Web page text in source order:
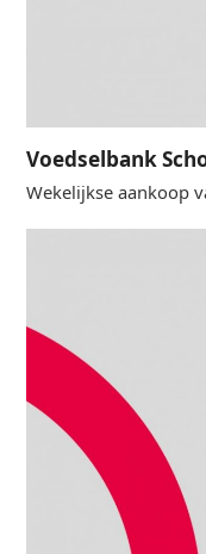
Voedselbank
Wekelijkse aankoop